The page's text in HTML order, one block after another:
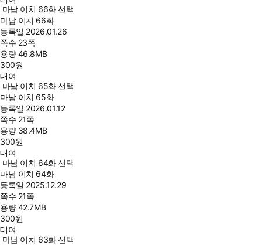
마남 이치 66화 선택
마남 이치 66화
등록일 2026.01.26
쪽수 23쪽
용량46.8MB
300원
대여
마남 이치 65화 선택
마남 이치 65화
등록일 2026.01.12
쪽수 21쪽
용량 38.4MB
300원
대여
마남 이치 64화 선택
마남 이치 64화
등록일 2025.12.29
쪽수 21쪽
용량42.7MB
300원
대여
마남 이치 63화 선택